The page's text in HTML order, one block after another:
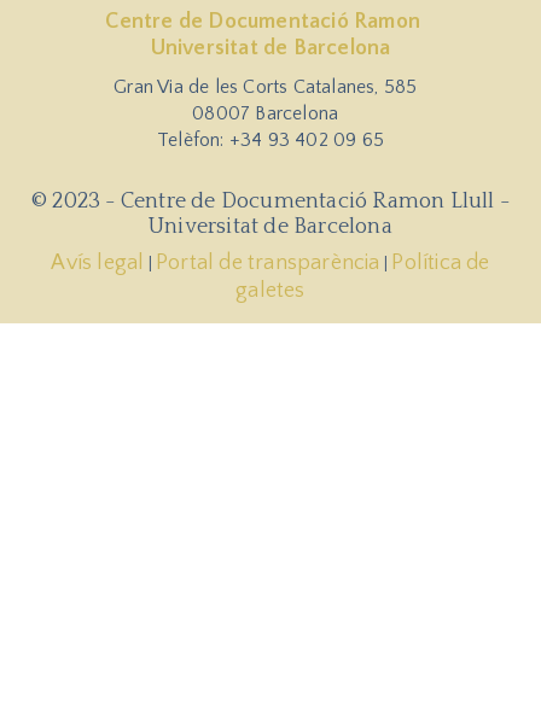
Centre de Documentació Ramon
Universitat de Barcelona
Gran Via de les Corts Catalanes, 585
08007 Barcelona
Telèfon: +34 93 402 09 65
© 2023 - Centre de Documentació Ramon Llull -
Universitat de Barcelona
Avís legal
Portal de transparència Política de
galetes